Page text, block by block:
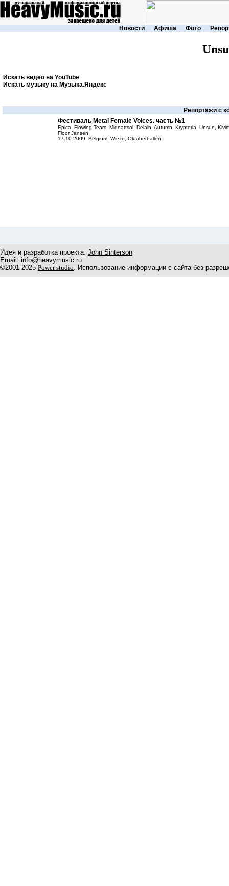
Новости Афиша Фото
Искать видео на YouTube
Искать музыку на Музыка.Яндекс
Репортажи с
Фестиваль Metal Female Voices. часть №1
Epica, Flowing Tears, Midnattsol, Delain, Autumn, Krypteria, Unsun,
Floor Jansen
17.10.2009, Belgium, Wieze, Oktoberhallen
Идея и разработка проекта: John Sinterson
Email: info@heavymusic.ru
©2001-2025 Power studio. Использование информации с сайта без